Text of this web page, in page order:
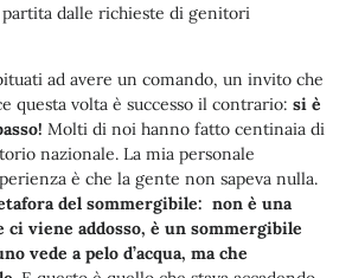
partita dalle richieste di genitori
ad avere un comando, un invito che
questa volta è successo il contrario: si è
Molti di noi hanno fatto centinaia di
nazionale. La mia personale
è che la gente non sapeva nulla.
del sommergibile: non è una
ci viene addosso, è un sommergibile
vede a pelo d’acqua, ma che